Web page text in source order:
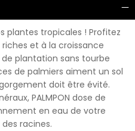
plantes tropicales ! Profitez
et à la croissance
plantation sans tourbe
de palmiers aiment un sol
doit être évité.
PALMPON dose de
en eau de votre
racines.